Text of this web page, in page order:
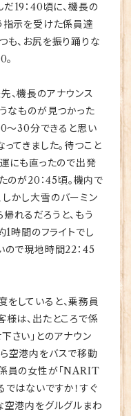
19：40頃に、機長の
指示を受けた係員達
も、お尻を振り踊りな
、機長のアナウンス
うなものが見つかった
～30分できると思い
てきました。待つこと
にも直ったので出発
のが20：45頃。機内で
かし大雪のバーミン
れるだろうと、もう
1時間のフライトでし
ので現地時間22：45
していると、乗務員
様は、出たところで係
さい」とのアナウン
空港内をバスで移動
員の女性が「NARIT
ではないですか！すぐ
空港内をグルグルまわ